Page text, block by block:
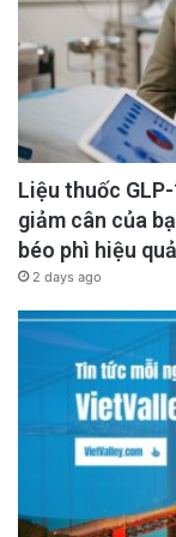
lời mọi câu
điều này thực
định cho
Liệu thuốc
giảm cân của
béo phì hiệu
2 days ago